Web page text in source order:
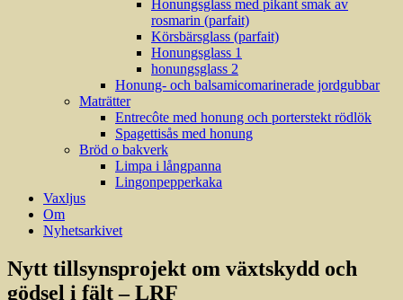
Honungsglass med pikant smak av
rosmarin (parfait)
Körsbärsglass (parfait)
Honungsglass 1
honungsglass 2
Honung- och balsamicomarinerade jordgubbar
Maträtter
Entrecôte med honung och porterstekt rödlök
Spagettisås med honung
Bröd o bakverk
Limpa i långpanna
Lingonpepperkaka
Vaxljus
Om
Nyhetsarkivet
Nytt tillsynsprojekt om växtskydd och
gödsel i fält – LRF